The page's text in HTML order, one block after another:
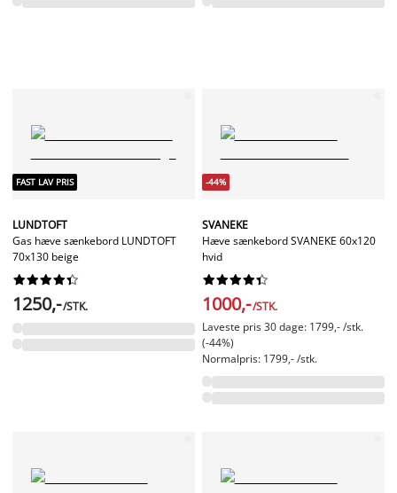
FAST LAV PRIS
LUNDTOFT
Gas hæve sænkebord LUNDTOFT
70x130 beige






1250,-/STK.
-44%
SVANEKE
Hæve sænkebord SVANEKE 60x120
hvid






1000,-/STK.
Laveste pris 30 dage: 1799,- /stk.
(-44%)
Normalpris: 1799,- /stk.